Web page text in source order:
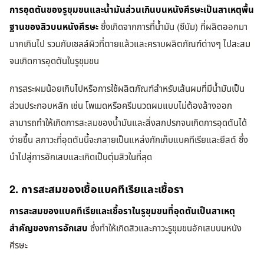
การอุดตันของรูขุมขนและน้ำมันส่วนเกินบนหนังศีรษะเป็นสาเหตุพื้น
ฐานของสิวบนหนังศีรษะซึ่งเกิดจากการที่น้ำมัน (ซีบัม) ที่ผลิตออกมา
มากเกินไป รวมกับเซลล์ผิวที่ตายแล้วและคราบผลิตภัณฑ์ต่างๆ ไปสะสม
จนเกิดการอุดตันในรูขุมขน
การสระผมน้อยเกินไปหรือการใช้ผลิตภัณฑ์สำหรับเส้นผมที่มีน้ำมันเป็น
ส่วนประกอบหลัก เช่น โพเมดหรือครีมนวดผมแบบไม่ต้องล้างออก
สามารถทำให้เกิดการสะสมของน้ำมันและสิ่งสกปรกจนเกิดการอุดตันได้
ง่ายขึ้น สภาวะที่อุดตันนี้จะกลายเป็นแหล่งกักเก็บแบคทีเรียและยีสต์ ซึ่ง
นำไปสู่การอักเสบและเกิดเป็นตุ่มสิวในที่สุด
2. การสะสมของเชื้อแบคทีเรียและเชื้อรา
การสะสมของแบคทีเรียและเชื้อราในรูขุมขนที่อุดตันเป็นสาเหตุ
สำคัญของการอักเสบ ซึ่งทำให้เกิดสิวและภาวะรูขุมขนอักเสบบนหนัง
ศีรษะ